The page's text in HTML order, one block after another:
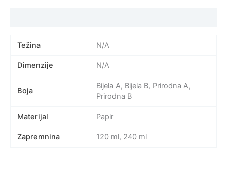
Težina N/A
Dimenzije N/A
Boja
Bijela A, Bijela B, Prirodna A,
Prirodna B
Materijal Papir
Zapremnina 120 ml, 240 ml